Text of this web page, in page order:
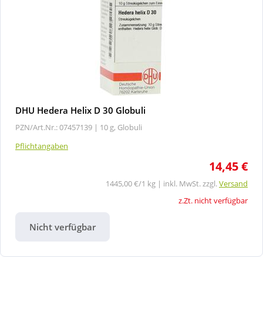
DHU Hedera Helix D 30 Globuli
PZN/Art.Nr.: 07457139 | 10 g, Globuli
Pflichtangaben
14,45 €
1445,00 €/1 kg | inkl. MwSt. zzgl.Versand
z.Zt. nicht verfügbar
Nicht verfügbar